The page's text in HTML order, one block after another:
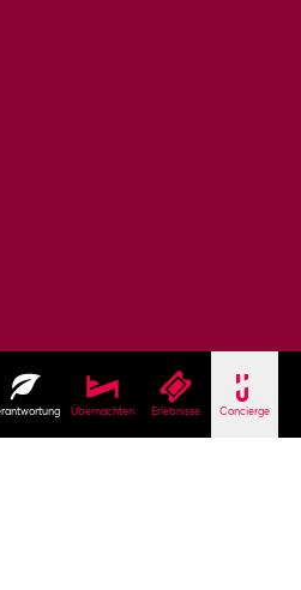
Übernachten Erlebnisse Concierge